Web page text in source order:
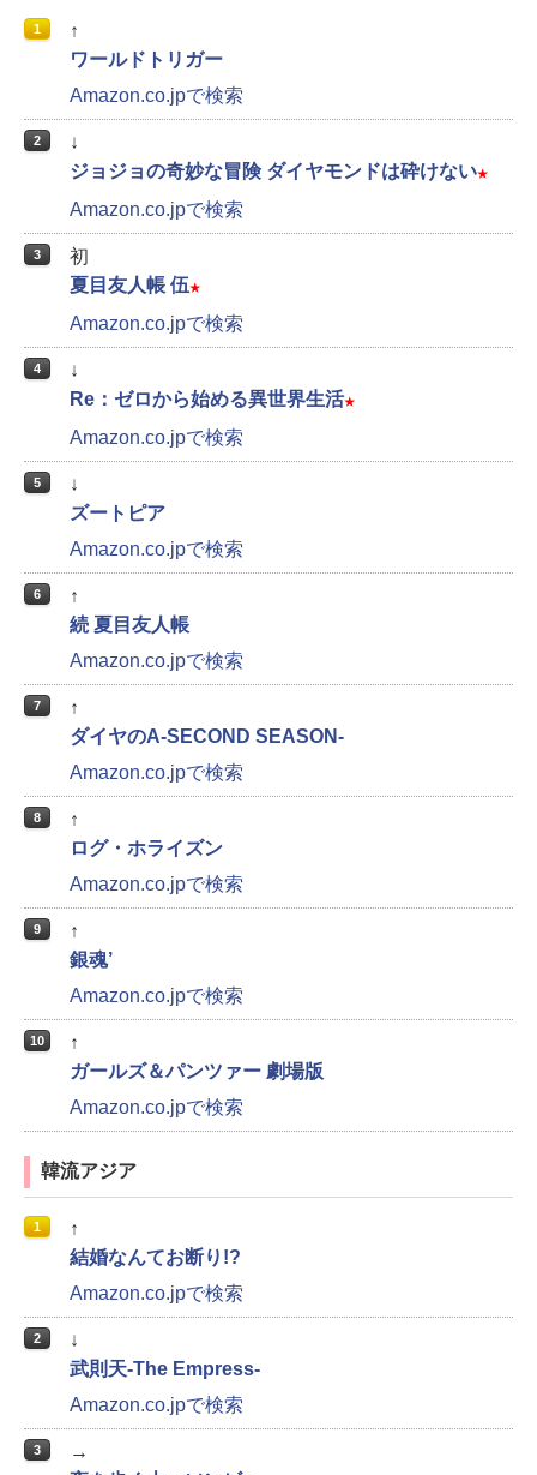
1
↑
ワールドトリガー
Amazon.co.jpで検索
2
↓
ジョジョの奇妙な冒険 ダイヤモンドは砕けない★
Amazon.co.jpで検索
3
初
夏目友人帳 伍★
Amazon.co.jpで検索
4
↓
Re：ゼロから始める異世界生活★
Amazon.co.jpで検索
5
↓
ズートピア
Amazon.co.jpで検索
6
↑
続 夏目友人帳
Amazon.co.jpで検索
7
↑
ダイヤのA‐SECOND SEASON‐
Amazon.co.jpで検索
8
↑
ログ・ホライズン
Amazon.co.jpで検索
9
↑
銀魂’
Amazon.co.jpで検索
10
↑
ガールズ＆パンツァー 劇場版
Amazon.co.jpで検索
韓流アジア
1
↑
結婚なんてお断り!?
Amazon.co.jpで検索
2
↓
武則天‐The Empress‐
Amazon.co.jpで検索
3
→